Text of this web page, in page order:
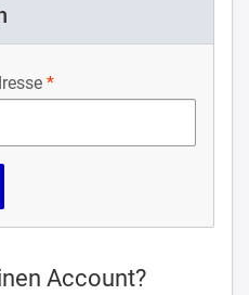
Account?